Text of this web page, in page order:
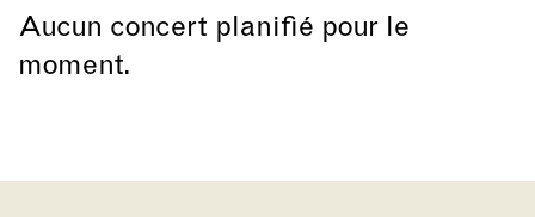
Aucun concert planifié pour le
moment.